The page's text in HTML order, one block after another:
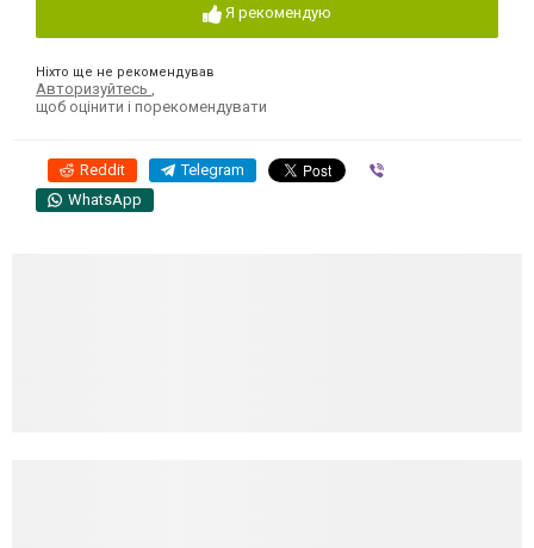
Я рекомендую
Ніхто ще не рекомендував
Авторизуйтесь
щоб оцінити і порекомендувати
Reddit Telegram
WhatsApp